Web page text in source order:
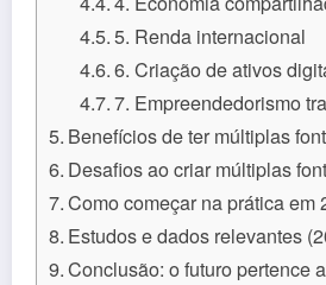
5. Renda internacional
6. Criação de ativos
7. Empreendedorismo
Benefícios de ter múltiplas
Desafios ao criar múltiplas
Como começar na prática em
Estudos e dados relevantes
Conclusão: o futuro pertence